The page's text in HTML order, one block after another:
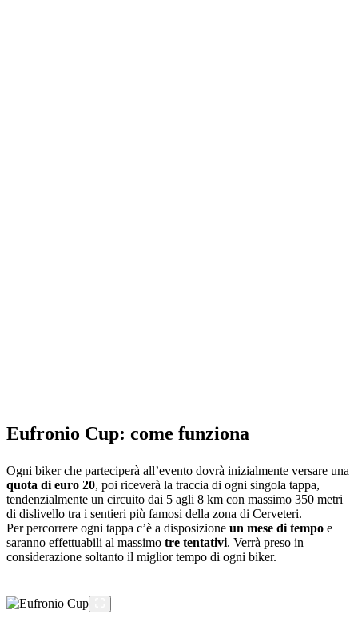
Eufronio Cup: come funziona
Ogni biker che parteciperà all’evento dovrà inizialmente versare una
quota di euro 20, poi riceverà la traccia di ogni singola tappa,
tendenzialmente un circuito dai 5 agli 8 km con massimo 350 metri
di dislivello tra i sentieri più famosi della zona di Cerveteri.
Per percorrere ogni tappa c’è a disposizione un mese di tempo e
saranno effettuabili al massimo tre tentativi. Verrà preso in
considerazione soltanto il miglior tempo di ogni biker.